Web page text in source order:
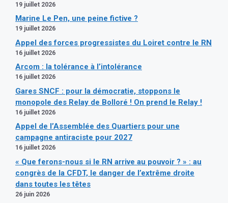
19 juillet 2026
Marine Le Pen, une peine fictive ?
19 juillet 2026
Appel des forces progressistes du Loiret contre le RN
16 juillet 2026
Arcom : la tolérance à l’intolérance
16 juillet 2026
Gares SNCF : pour la démocratie, stoppons le
monopole des Relay de Bolloré ! On prend le Relay !
16 juillet 2026
Appel de l’Assemblée des Quartiers pour une
campagne antiraciste pour 2027
16 juillet 2026
« Que ferons-nous si le RN arrive au pouvoir ? » : au
congrès de la CFDT, le danger de l’extrême droite
dans toutes les têtes
26 juin 2026